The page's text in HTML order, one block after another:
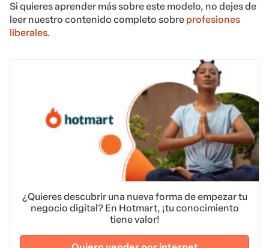
Si quieres aprender más sobre este modelo, no dejes de
leer nuestro contenido completo sobre profesiones
liberales.
¿Quieres descubrir una nueva forma de empezar tu
negocio digital? En Hotmart, ¡tu conocimiento
tiene valor!